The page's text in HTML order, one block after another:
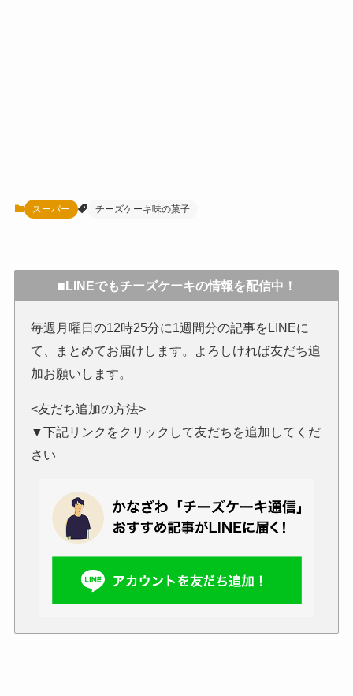
スーパー チーズケーキ味の菓子
■LINEでもチーズケーキの情報を配信中！
毎週月曜日の12時25分に1週間分の記事をLINEに
て、まとめてお届けします。よろしければ友だち追
加お願いします。
<友だち追加の方法>
▼下記リンクをクリックして友だちを追加してくだ
さい